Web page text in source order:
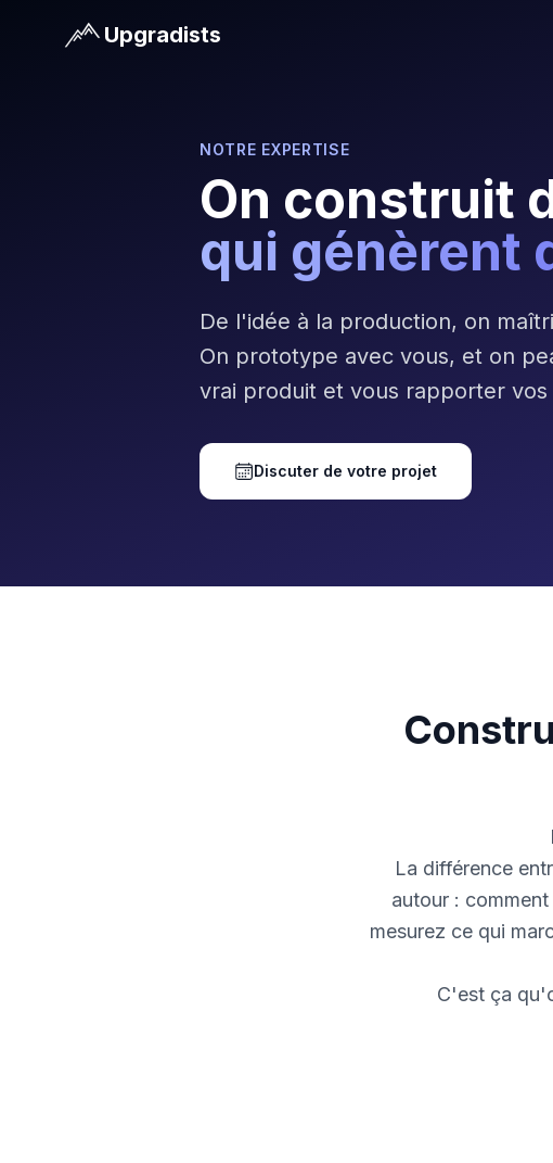
Upgradists
NOTRE EXPERTISE
On construit
qui génèrent
De l'idée à la production, on
On prototype avec vous, et on
vrai produit et vous rapporter
Discuter de votre projet
La différence
autour :
mesurez ce qui
C'est ça